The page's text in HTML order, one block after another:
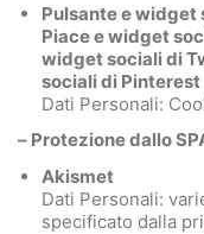
Pulsante e widget
Piace e widget
widget sociali di
sociali di Pinterest
Dati Personali:
– Protezione dallo
Akismet
Dati Personali:
specificato dalla